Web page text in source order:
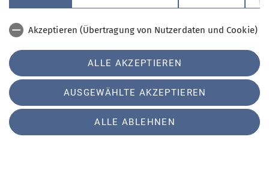
Peutingerstr. 24
Telefon +49821516780
Datenschutz-Einstellungen
Datenschutz
Impressum
Erklärung zur Barrierefreiheit
Akzeptieren (Übertragung von Nutzerdaten und Cookie)
Cookie Beschreibung
Verwendete Cookies
ALLE AKZEPTIEREN
AUSGEWÄHLTE AKZEPTIEREN
ALLE ABLEHNEN